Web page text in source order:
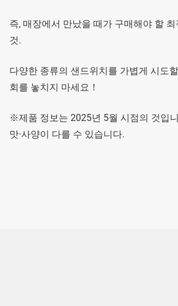
즉, 매장에서 만났을 때가 구매해야 할
것.
다양한 종류의 샌드위치를 가볍게 시도
회를 놓치지 마세요！
※제품 정보는 2025년 5월 시점의 것입
맛·사양이 다를 수 있습니다.